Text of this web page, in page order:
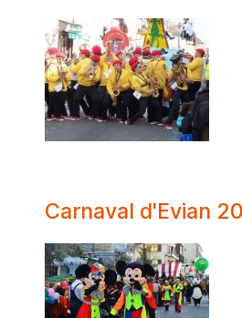
Carnaval d'Evian